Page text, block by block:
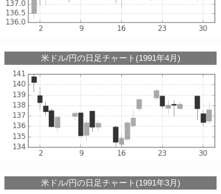
米ドル/円の日足チャート(1991年4月)
米ドル/円の日足チャート(1991年3月)